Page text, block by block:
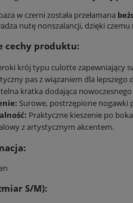
w czerni została przełamana
nutę nonszalancji, dzięki
cechy produktu:
krój typu culotte zapewniający
pas z wiązaniem dla lepszego
kratka dodająca
Surowe, postrzępione nogawki
Praktyczne kieszenie po
z artystycznym akcentem.
S/M):